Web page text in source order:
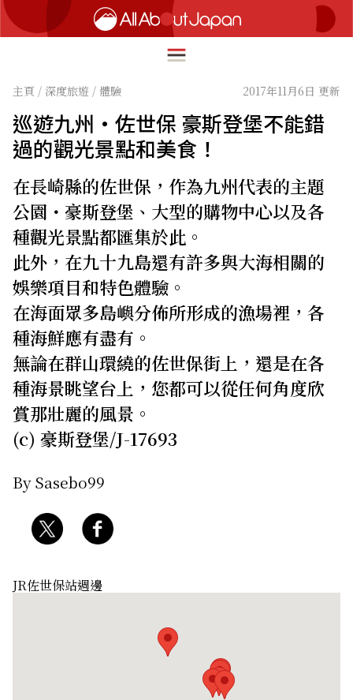
English
繁體中文
한국어
HOME
深度旅遊
美食尋味
流行文化
創新趨勢
在地故事
關於我們 網站政策
主頁 / 深度旅遊 / 體驗 2017年11月6日 更新
巡遊九州・佐世保 豪斯登堡不能錯
過的觀光景點和美食！
在長崎縣的佐世保，作為九州代表的主題
公園・豪斯登堡、大型的購物中心以及各
種觀光景點都匯集於此。
此外，在九十九島還有許多與大海相關的
娛樂項目和特色體驗。
在海面眾多島嶼分佈所形成的漁場裡，各
種海鮮應有盡有。
無論在群山環繞的佐世保街上，還是在各
種海景眺望台上，您都可以從任何角度欣
賞那壯麗的風景。
(c) 豪斯登堡/J-17693
By Sasebo99
JR佐世保站週邊